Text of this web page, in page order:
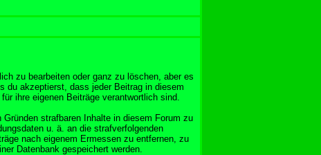
zu bearbeiten oder ganz zu löschen, aber es
du akzeptierst, dass jeder Beitrag in diesem
ihre eigenen Beiträge verantwortlich sind.
strafbaren Inhalte in diesem Forum zu
u. ä. an die strafverfolgenden
nach eigenem Ermessen zu entfernen, zu
Datenbank gespeichert werden.